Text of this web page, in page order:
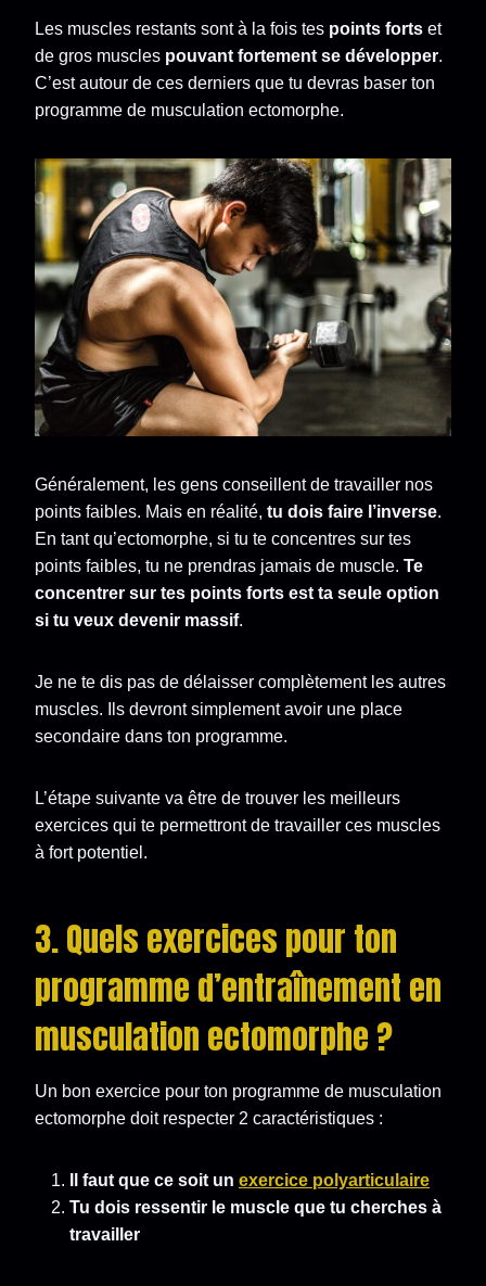
Les muscles restants sont à la fois tes points forts et
de gros muscles pouvant fortement se développer.
C’est autour de ces derniers que tu devras baser ton
programme de musculation ectomorphe.
Généralement, les gens conseillent de travailler nos
points faibles. Mais en réalité, tu dois faire l’inverse.
En tant qu’ectomorphe, si tu te concentres sur tes
points faibles, tu ne prendras jamais de muscle. Te
concentrer sur tes points forts est ta seule option
si tu veux devenir massif.
Je ne te dis pas de délaisser complètement les autres
muscles. Ils devront simplement avoir une place
secondaire dans ton programme.
L’étape suivante va être de trouver les meilleurs
exercices qui te permettront de travailler ces muscles
à fort potentiel.
3. Quels exercices pour ton
programme d’entraînement en
musculation ectomorphe ?
Un bon exercice pour ton programme de musculation
ectomorphe doit respecter 2 caractéristiques :
Il faut que ce soit un exercice polyarticulaire
Tu dois ressentir le muscle que tu cherches à
travailler